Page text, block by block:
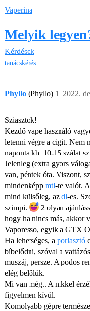
Vaperina
Melyik
Kérdések
tanácskérés
Phyllo (Phyllo) 2022.
1
Sziasztok!
Kezdő vape használó
letenni végre a cigit. Nem
naponta kb. 10-15 szálat
Jelenleg (extra gyors
van, péntek óta. Viszont,
mindenképp mtl-re valót.
mind külsőleg, az dl-es.
szimpi.
2 olyan
hogy ha nincs más, akkor
Vaporesso, egyik a GTX
Ha lehetséges, a porlasztó
bíbelődni, szóval a
muszáj, persze. A podos
elég belőlük.
Mi van még.. A nikkel
figyelmen kívül.
Komolyabb gépre